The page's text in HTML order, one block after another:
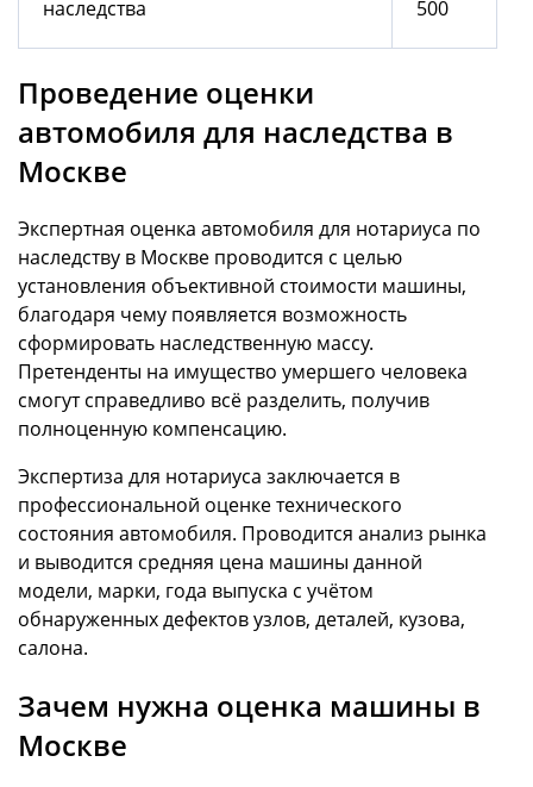
наследства 500
Проведение оценки
автомобиля для наследства в
Москве
Экспертная оценка автомобиля для нотариуса по
наследству в Москве проводится с целью
установления объективной стоимости машины,
благодаря чему появляется возможность
сформировать наследственную массу.
Претенденты на имущество умершего человека
смогут справедливо всё разделить, получив
полноценную компенсацию.
Экспертиза для нотариуса заключается в
профессиональной оценке технического
состояния автомобиля. Проводится анализ рынка
и выводится средняя цена машины данной
модели, марки, года выпуска с учётом
обнаруженных дефектов узлов, деталей, кузова,
салона.
Зачем нужна оценка машины в
Москве